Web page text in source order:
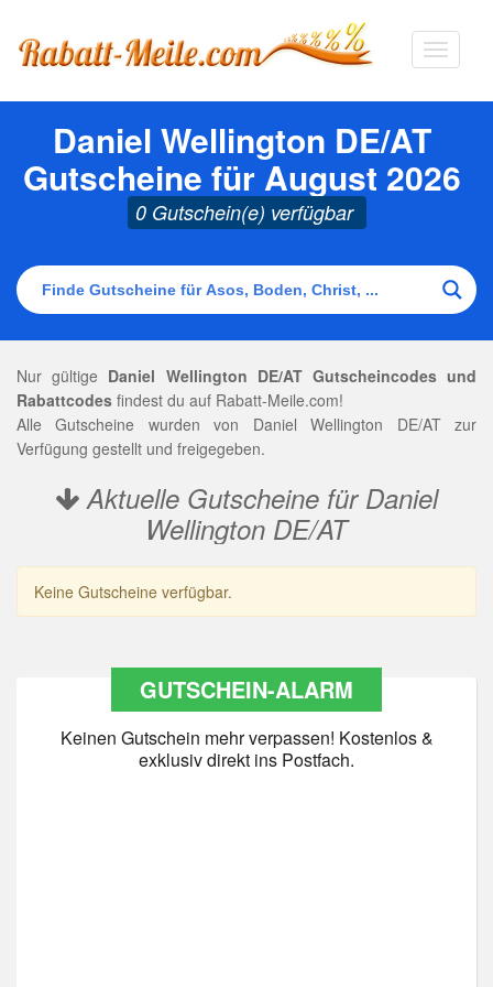
Daniel Wellington DE/AT
Gutscheine für August 2026
0 Gutschein(e) verfügbar
Nur gültige Daniel Wellington DE/AT Gutscheincodes und
Rabattcodes findest du auf Rabatt-Meile.com!
Alle Gutscheine wurden von Daniel Wellington DE/AT zur
Verfügung gestellt und freigegeben.
Aktuelle Gutscheine für Daniel
Wellington DE/AT
Keine Gutscheine verfügbar.
GUTSCHEIN-ALARM
Keinen Gutschein mehr verpassen! Kostenlos &
exklusiv direkt ins Postfach.